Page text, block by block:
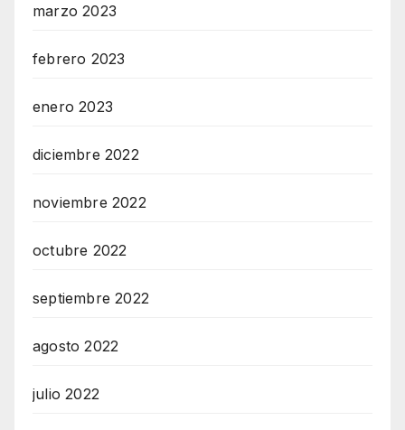
marzo 2023
febrero 2023
enero 2023
diciembre 2022
noviembre 2022
octubre 2022
septiembre 2022
agosto 2022
julio 2022